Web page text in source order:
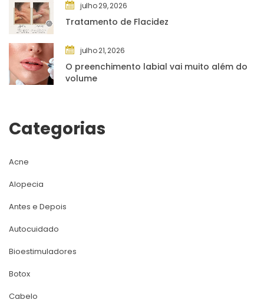
julho 29, 2026
Tratamento de Flacidez
julho 21, 2026
O preenchimento labial vai muito além do
volume
Categoria
Acne
Alopecia
Antes e Depoi
Autocuidado
Bioestimuladore
Botox
Cabelo